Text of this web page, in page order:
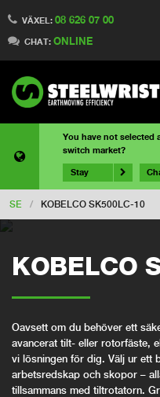
VÄXEL: 08 626 07 00
CHAT: ONLINE
You have not selected
switch market?
Stay
SE / KOBELCO SK500LC-10
KOBELCO
Oavsett om du behöver ett
avancerat tilt- eller rotorfäste,
vi lösningen för dig. Välj ur ett
arbetsredskap och skopor –
tillsammans med tiltrotatorn.